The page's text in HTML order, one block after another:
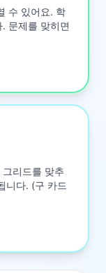
수 있어요. 학
문제를 맞히면
리드를 맞추
니다. (구 카드